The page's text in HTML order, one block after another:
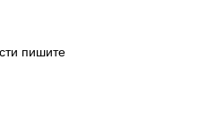
пишите